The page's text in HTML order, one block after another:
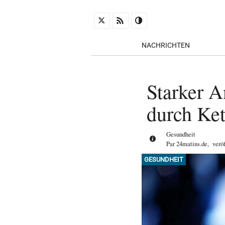
NACHRICHTEN
Starker
durch
Gesundheit
Par24matins.de,
GESUNDHEIT